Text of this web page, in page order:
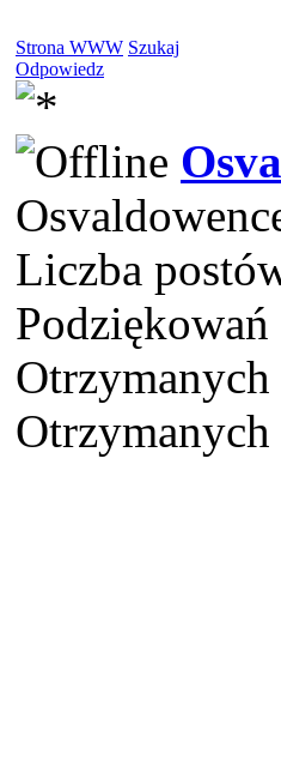
Strona WWW Szukaj
Odpowiedz
Liczba
Podziękowań